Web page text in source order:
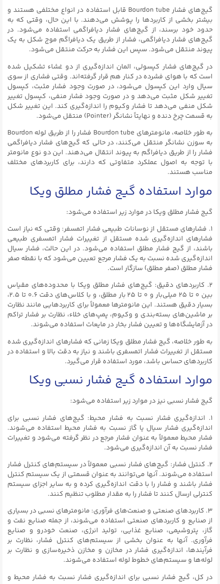
گیج‌های فشار Bourdon tube قابل استفاده در انواع مختلفی هستند و
بیشتر بخشی از کاربردها را پوشش می‌دهند. با این حال، وقتی که به
حدود خود برسند، از گیج‌های فشار دیافراگمی استفاده می‌شود. در
گیج‌های فشار دیافراگمی، فشار از طریق یک دیافراگم موج شکل به یک
پیوند منتقل می‌شود. سپس این فشار به حرکت منتقل می‌شود.
در گیج‌های فشار کپسولی، المان اندازه‌گیری از دو غشاء تشکیل شده
است که با هوای فشرده در کنار هم قرار گرفته‌اند. وقتی فشاری از سوی
سیال وارد این کپسول می‌شود، در صورت وجود فشار مثبت، کپسول
تغییر شکل مثبت می‌دهد و در صورت وجود فشار منفی، کپسول تغییر
شکل منفی می‌دهد تا فشار وکیوم را اندازه‌گیری کند. این تغییر شکل
به قسمت چرخ دنده و نهایتاً نشانگر (Pointer) منتقل می‌شود.
به طور خلاصه، مانومترهای Bourdon tube فشار را از طریق لوله Bourdon
به سوزن نشانگر منتقل می‌کنند، در حالی که گیج‌های فشار دیافراگمی
فشار را از طریق دیافراگم به پیوند انتقال می‌دهند. این دو نوع مانومتر
با توجه به اصول عملکرد متفاوتی که دارند، برای کاربردهای مختلف
مناسب هستند.
موارد استفاده گیج فشار مطلق ویکا
گیج فشار مطلق ویکا در موارد زیر استفاده می‌شود:
۱. فشارهای مستقل از نوسانات طبیعی فشار اتمسفر: وقتی که نیاز است
فشارهای اندازه‌گیری شده مستقل از تغییرات فشار اتمسفری طبیعی
باشند، از گیج فشار مطلق استفاده می‌شود. در این حالت، فشار سیال
اندازه‌گیری شده نسبت به یک فشار مرجع تعیین می‌شود که با نقطه صفر
فشار مطلق (صفر مطلق) سازگار است.
۲. کاربردهای دقیق: گیج‌های فشار مطلق ویکا با محدوده‌های مقیاس
بین ۰ تا ۲۵ میلی‌بار و ۰ تا ۲۵ بار مطلق، و با کلاس‌های دقت ۰.۶ تا ۲.۵،
بسیار دقیق هستند. این مانومتر‌ها معمولاً برای کاربردهایی مانند نظارت
بر ماشین‌های بسته‌بندی و وکیوم، پمپ‌های خلاء، نظارت بر فشار تراکم
در آزمایشگاه‌ها و تعیین فشار بخار در مایعات استفاده می‌شوند.
به طور خلاصه، گیج فشار مطلق ویکا زمانی که فشارهای اندازه‌گیری شده
مستقل از تغییرات فشار اتمسفری باشند و نیاز به دقت بالا و استفاده در
کاربردهای حساس باشد، مورد استفاده قرار می‌گیرد.
موارد استفاده گیج فشار نسبی ویکا
گیج فشار نسبی نیز در موارد زیر استفاده می‌شود:
۱. اندازه‌گیری فشار نسبت به فشار محیط: گیج‌های فشار نسبی برای
اندازه‌گیری فشار سیال یا گاز نسبت به فشار محیط استفاده می‌شوند.
فشار محیط معمولاً به عنوان فشار مرجع در نظر گرفته می‌شود و تغییرات
فشار نسبت به آن اندازه‌گیری می‌شود.
۲. کنترل فشار: گیج‌های فشار نسبی معمولاً در سیستم‌های کنترل فشار
استفاده می‌شوند. آنها می‌توانند به عنوان قسمتی از یک سیستم کنترل
فشار باشند و فشار را با دقت اندازه‌گیری کرده و به سایر اجزای سیستم
کنترلی ارسال کنند تا فشار را به مقدار مطلوب تنظیم کنند.
۳. کاربردهای صنعتی و صنعت‌های فرآوری: مانومترهای نسبی در بسیاری
از صنایع و کاربردهای صنعتی استفاده می‌شوند، از جمله صنایع نفت و
گاز، پتروشیمی، صنایع غذایی، تولید انرژی، صنعت خودرو و صنایع
فرآوری. آنها به عنوان بخشی از سیستم‌های کنترل فشار، نظارت بر
فرآیندها، اندازه‌گیری فشار در مخازن و مخازن ذخیره‌سازی و نظارت بر
لوله‌ها و سیستم‌های خطوط لوله استفاده می‌شوند.
در کل، گیج فشار نسبی برای اندازه‌گیری فشار نسبت به فشار محیط و